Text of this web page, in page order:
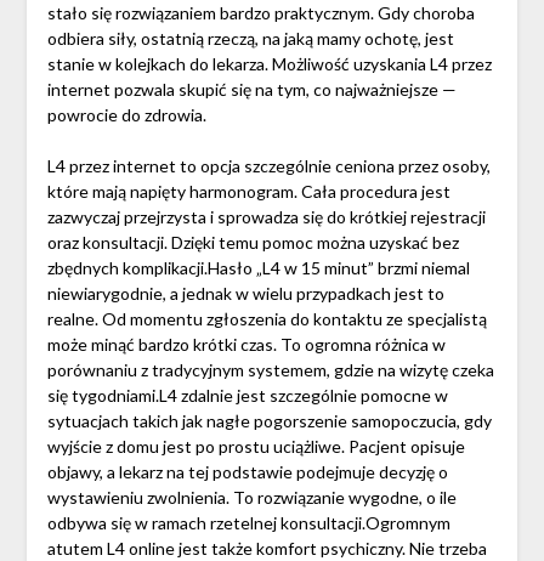
stało się rozwiązaniem bardzo praktycznym. Gdy choroba
odbiera siły, ostatnią rzeczą, na jaką mamy ochotę, jest
stanie w kolejkach do lekarza. Możliwość uzyskania L4 przez
internet pozwala skupić się na tym, co najważniejsze —
powrocie do zdrowia.
L4 przez internet to opcja szczególnie ceniona przez osoby,
które mają napięty harmonogram. Cała procedura jest
zazwyczaj przejrzysta i sprowadza się do krótkiej rejestracji
oraz konsultacji. Dzięki temu pomoc można uzyskać bez
zbędnych komplikacji.Hasło „L4 w 15 minut” brzmi niemal
niewiarygodnie, a jednak w wielu przypadkach jest to
realne. Od momentu zgłoszenia do kontaktu ze specjalistą
może minąć bardzo krótki czas. To ogromna różnica w
porównaniu z tradycyjnym systemem, gdzie na wizytę czeka
się tygodniami.L4 zdalnie jest szczególnie pomocne w
sytuacjach takich jak nagłe pogorszenie samopoczucia, gdy
wyjście z domu jest po prostu uciążliwe. Pacjent opisuje
objawy, a lekarz na tej podstawie podejmuje decyzję o
wystawieniu zwolnienia. To rozwiązanie wygodne, o ile
odbywa się w ramach rzetelnej konsultacji.Ogromnym
atutem L4 online jest także komfort psychiczny. Nie trzeba